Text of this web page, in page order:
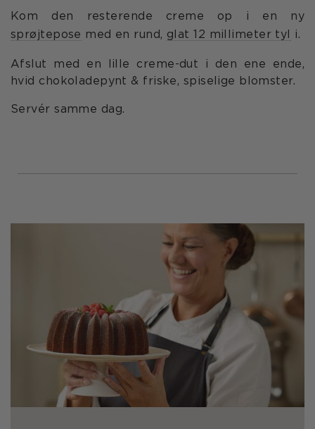
Kom den resterende creme op i en ny
sprøjtepose med en rund, glat 12 millimeter tyl i.
Afslut med en lille creme-dut i den ene ende,
hvid chokoladepynt & friske, spiselige blomster.
Servér samme dag.